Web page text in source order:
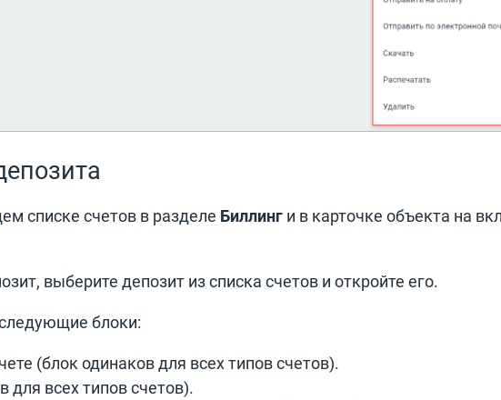
списке счетов в разделе Биллинг и в карточке объекта на
выберите депозит из списка счетов и откройте его.
блоки:
(блок одинаков для всех типов счетов).
для всех типов счетов).